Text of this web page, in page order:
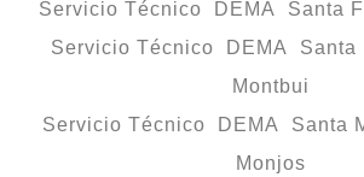
Servicio Técnico DEMA Santa
Servicio Técnico DEMA Santa
Montbui
Servicio Técnico DEMA Santa
Monjos